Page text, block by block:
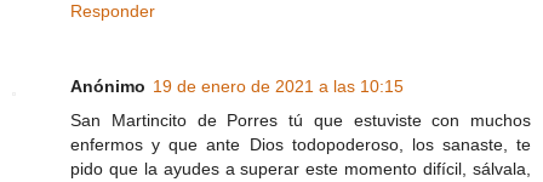
Responder
Anónimo 19 de enero de 2021 a las 10:15
San Martincito de Porres tú que estuviste con muchos
enfermos y que ante Dios todopoderoso, los sanaste, te
pido que la ayudes a superar este momento difícil, sálvala,